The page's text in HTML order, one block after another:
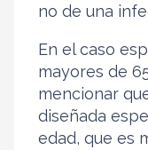
no de una
En el caso
mayores de
mencionar
diseñada
edad, que es